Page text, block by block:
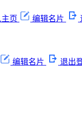
页 编辑名片
编辑名片 退出